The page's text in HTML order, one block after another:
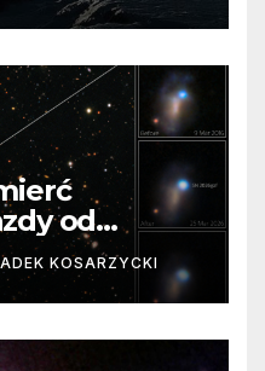
od
Niezwykle
KOSARZYCKI